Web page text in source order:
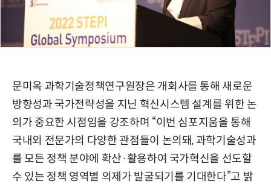
문미옥 과학기술정책연구원장은 개회사를 통해 새로운
방향성과 국가전략성을 지닌 혁신시스템 설계를 위한 논
의가 중요한 시점임을 강조하며 “이번 심포지움을 통해
국내외 전문가의 다양한 관점들이 논의돼, 과학기술성과
를 모든 정책 분야에 확산·활용하여 국가혁신을 선도할
수 있는 정책 영역별 의제가 발굴되기를 기대한다”고 밝